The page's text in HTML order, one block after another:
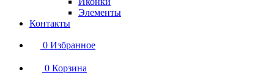
Элементы
Контакты
0 Избранное
0 Корзина